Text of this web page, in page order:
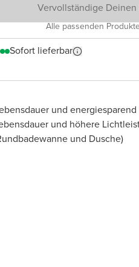
Vervollständige
Alle passenden
Sofort lieferbar
und energiesparend
und höhere
und Dusche)